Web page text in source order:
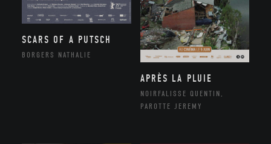
SCARS OF A PUTSCH
BORGERS NATHALIE
APRÈS LA PLUIE
NOIRFALISSE QUENTIN,
PAROTTE JEREMY